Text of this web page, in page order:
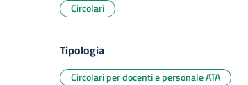
Circolari
Tipologia
Circolari per docenti e personale ATA